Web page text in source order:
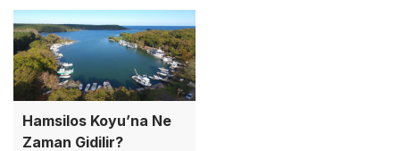
Hamsilos Koyu’na Ne
Zaman Gidilir?